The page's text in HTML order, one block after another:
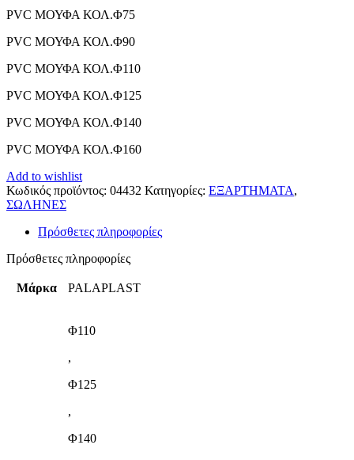
PVC ΜΟΥΦΑ ΚΟΛ.Φ75
PVC ΜΟΥΦΑ ΚΟΛ.Φ90
PVC ΜΟΥΦΑ ΚΟΛ.Φ110
PVC ΜΟΥΦΑ ΚΟΛ.Φ125
PVC ΜΟΥΦΑ ΚΟΛ.Φ140
PVC ΜΟΥΦΑ ΚΟΛ.Φ160
Add to wishlist
Κωδικός προϊόντος: 04432 Κατηγορίες: ΕΞΑΡΤΗΜΑΤΑ,
ΣΩΛΗΝΕΣ
Πρόσθετες πληροφορίες
Πρόσθετες πληροφορίες
Μάρκα PALAPLAST
Φ110
,
Φ125
,
Φ140